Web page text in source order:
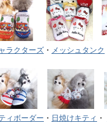
ラクターズ ・ メッシュタンク
ィボーダー ・ 日焼けキティ ・